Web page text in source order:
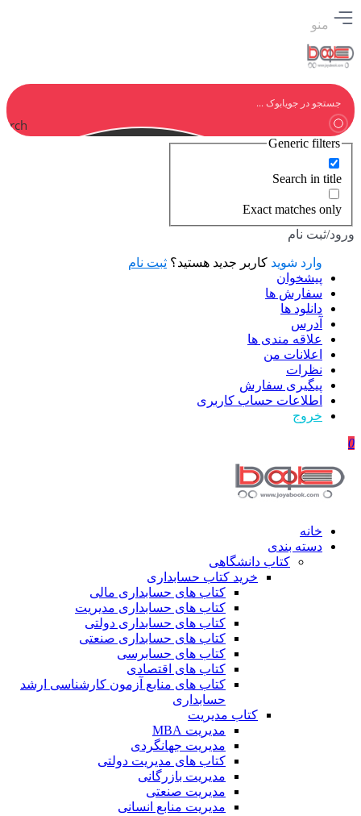
منو
Generic filters
Search in title
Exact matches only
ورود/ثبت نام
وارد شوید کاربر جدید هستید؟ ثبت نام
پیشخوان
سفارش ها
دانلود ها
آدرس
علاقه مندی ها
اعلانات من
نظرات
پیگیری سفارش
اطلاعات حساب كاربری
خروج
0
خانه
دسته بندی
کتاب دانشگاهی
خرید کتاب حسابداری
کتاب های حسابداری مالی
کتاب های حسابداری مدیریت
کتاب های حسابداری دولتی
کتاب های حسابداری صنعتی
کتاب های حسابرسی
کتاب های اقتصادی
کتاب های منابع آزمون کارشناسی ارشد
حسابداری
کتاب مدیریت
مدیریت MBA
مدیریت جهانگردی
کتاب های مدیریت دولتی
مدیریت بازرگانی
مدیریت صنعتی
مدیریت منابع انسانی